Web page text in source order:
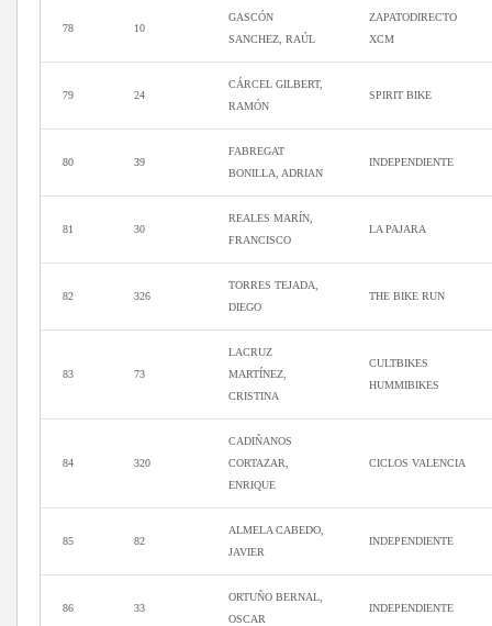
78 10
GASCÓN
SANCHEZ, RAÚL
ZAPATODIRECTO
XCM
79 24
CÁRCEL GILBERT,
RAMÓN
SPIRIT BIKE
80 39
FABREGAT
BONILLA, ADRIAN
INDEPENDIENTE
81 30
REALES MARÍN,
FRANCISCO
LA PAJARA
82 326
TORRES TEJADA,
DIEGO
THE BIKE RUN
83 73
LACRUZ
MARTÍNEZ,
CRISTINA
CULTBIKES
HUMMIBIKES
84 320
CADIÑANOS
CORTAZAR,
ENRIQUE
CICLOS VALENCIA
85 82
ALMELA CABEDO,
JAVIER
INDEPENDIENTE
86 33
ORTUÑO BERNAL,
OSCAR
INDEPENDIENTE